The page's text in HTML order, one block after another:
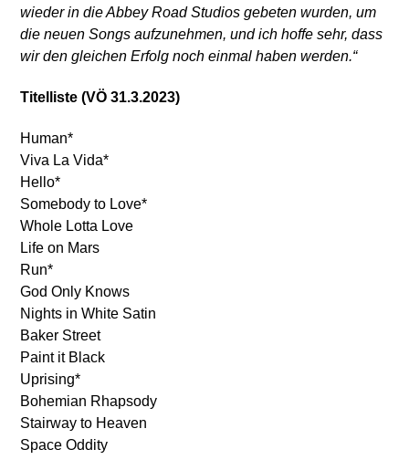
wieder in die Abbey Road Studios gebeten wurden, um
die neuen Songs aufzunehmen, und ich hoffe sehr, dass
wir den gleichen Erfolg noch einmal haben werden.“
Titelliste (VÖ 31.3.2023)
Human*
Viva La Vida*
Hello*
Somebody to Love*
Whole Lotta Love
Life on Mars
Run*
God Only Knows
Nights in White Satin
Baker Street
Paint it Black
Uprising*
Bohemian Rhapsody
Stairway to Heaven
Space Oddity